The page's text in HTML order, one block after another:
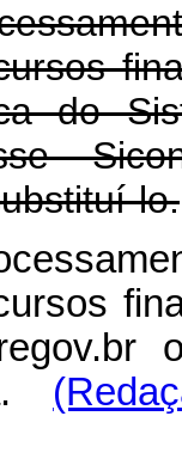
do
-
lo.